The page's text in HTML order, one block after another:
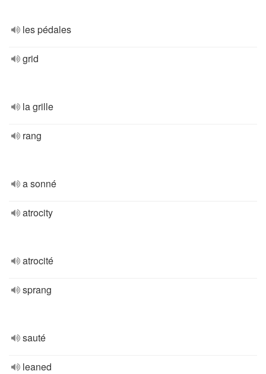
les pédales
grid
la grille
rang
a sonné
atrocity
atrocité
sprang
sauté
leaned